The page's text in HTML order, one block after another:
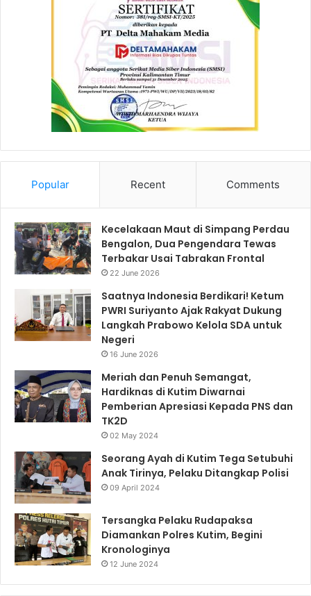
Popular Recent Comments
Kecelakaan Maut di Simpang Perdau
Bengalon, Dua Pengendara Tewas
Terbakar Usai Tabrakan Frontal
22 June 2026
Saatnya Indonesia Berdikari! Ketum
PWRI Suriyanto Ajak Rakyat Dukung
Langkah Prabowo Kelola SDA untuk
Negeri
16 June 2026
Meriah dan Penuh Semangat,
Hardiknas di Kutim Diwarnai
Pemberian Apresiasi Kepada PNS dan
TK2D
02 May 2024
Seorang Ayah di Kutim Tega Setubuhi
Anak Tirinya, Pelaku Ditangkap Polisi
09 April 2024
Tersangka Pelaku Rudapaksa
Diamankan Polres Kutim, Begini
Kronologinya
12 June 2024